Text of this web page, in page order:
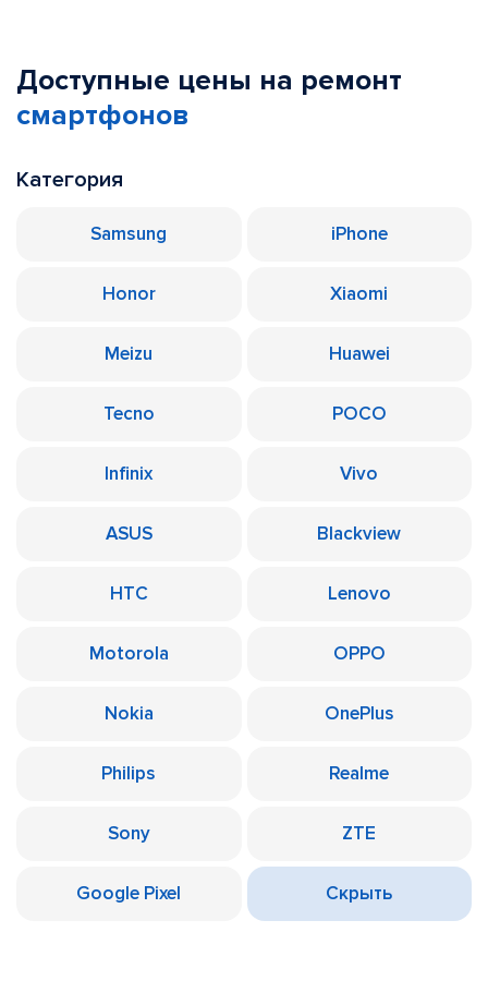
Доступные цены на ремонт
смартфонов
Категория
Samsung iPhone
Honor Xiaomi
Meizu Huawei
Tecno POCO
Infinix Vivo
ASUS Blackview
HTC Lenovo
Motorola OPPO
Nokia OnePlus
Philips Realme
Sony ZTE
Google Pixel Скрыть